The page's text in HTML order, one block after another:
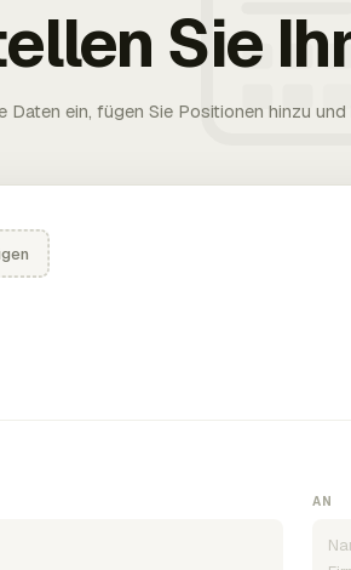
Sie
Daten ein, fügen Sie Positionen hinzu
AN